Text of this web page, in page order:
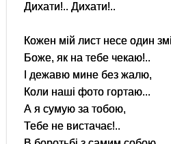
Дихати!.. Дихати!..
Кожен мій лист несе один
Боже, як на тебе чекаю!..
І дежавю мине без жалю,
Коли наші фото гортаю...
А я сумую за тобою,
Тебе не вистачає!..